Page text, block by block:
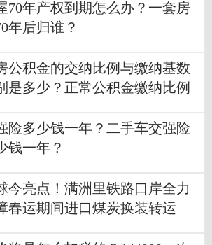
70年产权到期怎么办？一套房
年后归谁？
公积金的交纳比例与缴纳基数
是多少？正常公积金缴纳比例
险多少钱一年？二手车交强险
钱一年？
今亮点！满洲里铁路口岸全力
春运期间进口煤炭换装转运